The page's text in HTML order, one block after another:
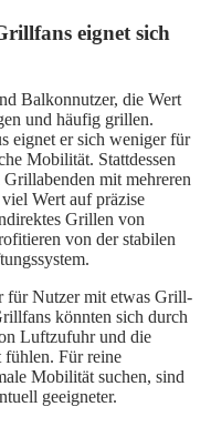
eignet sich
Balkonnutzer, die Wert
und häufig grillen.
eignet er sich weniger für
Mobilität. Stattdessen
mit mehreren
Wert auf präzise
Grillen von
von der stabilen
für Nutzer mit etwas Grill-
könnten sich durch
Luftzufuhr und die
Für reine
Mobilität suchen, sind
geeigneter.